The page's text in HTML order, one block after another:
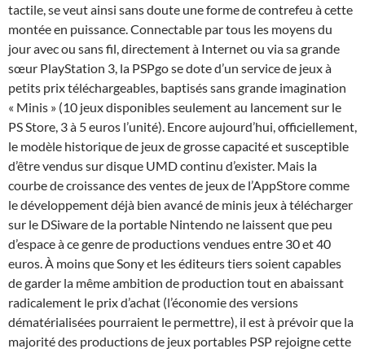
tactile, se veut ainsi sans doute une forme de contrefeu à cette
montée en puissance. Connectable par tous les moyens du
jour avec ou sans fil, directement à Internet ou via sa grande
sœur PlayStation 3, la PSPgo se dote d’un service de jeux à
petits prix téléchargeables, baptisés sans grande imagination
« Minis » (10 jeux disponibles seulement au lancement sur le
PS Store, 3 à 5 euros l’unité). Encore aujourd’hui, officiellement,
le modèle historique de jeux de grosse capacité et susceptible
d’être vendus sur disque UMD continu d’exister. Mais la
courbe de croissance des ventes de jeux de l’AppStore comme
le développement déjà bien avancé de minis jeux à télécharger
sur le DSiware de la portable Nintendo ne laissent que peu
d’espace à ce genre de productions vendues entre 30 et 40
euros. À moins que Sony et les éditeurs tiers soient capables
de garder la même ambition de production tout en abaissant
radicalement le prix d’achat (l’économie des versions
dématérialisées pourraient le permettre), il est à prévoir que la
majorité des productions de jeux portables PSP rejoigne cette